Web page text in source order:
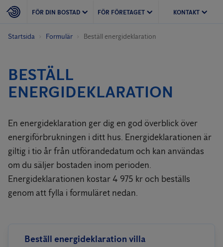
FÖR DIN BOSTAD FÖR FÖRETAGET KONTAKT
Startsida Formulär Beställ energideklaration
BESTÄLL
ENERGIDEKLARATION
En energideklaration ger dig en god överblick över
energiförbrukningen i ditt hus. Energideklarationen är
giltig i tio år från utförandedatum och kan användas
om du säljer bostaden inom perioden.
Energideklarationen kostar 4 975 kr och beställs
genom att fylla i formuläret nedan.
Beställ energideklaration villa